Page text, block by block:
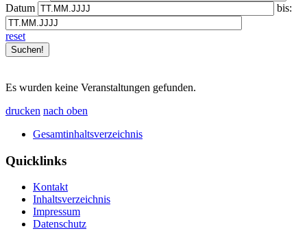
Datum
bis:
reset
Es wurden keine Veranstaltungen gefunden.
drucken nach oben
Gesamtinhaltsverzeichnis
Quicklinks
Kontakt
Inhaltsverzeichnis
Impressum
Datenschutz